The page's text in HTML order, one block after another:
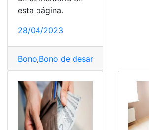
esta página.
28/04/2023
Bono,Bono de desarrollo productivo